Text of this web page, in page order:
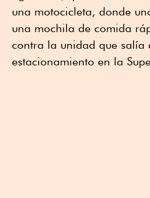
una motocicleta, donde
una mochila de comida
contra la unidad que salía
estacionamiento en la